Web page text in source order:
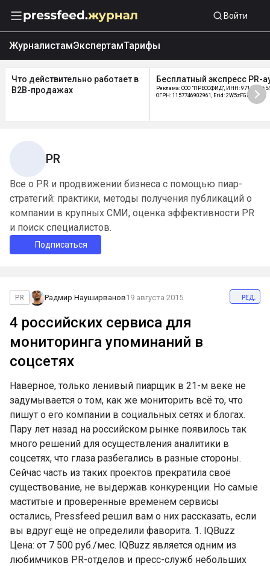
Войти
ЖурналистамЭкспертамТарифы
Что действительно работает в
B2B-продажах
Бесплатный экспресс PR-
Реклама: ООО "ПРЕССФИД", ИНН:
ОГРН: 1157746902961, Erid: 2W5zFGDycPz
PR
Все о PR и продвижении бизнеса с помощью пиар-
стратегий: практики, методы получения публикаций о
компании в крупных СМИ, оценка эффективности PR
и поиск специалистов.
Подписаться
PR Радмир Науширванов19 августа 2015 ред.
4 российских сервиса для
мониторинга упоминаний в
соцсетях
Наверное, только ленивый пиарщик в 21-м веке не
задумывается о том, как же мониторить всё то, что
пишут о его компании в социальных сетях и блогах.
Пару лет назад на российском рынке появилось так
много решений для осуществления аналитики в
соцсетях, что глаза разбегались в разные стороны.
Сейчас часть из таких проектов прекратила своё
существование, не выдержав конкуренции. Но самые
маститые и проверенные временем сервисы
остались, Pressfeed решил вам о них рассказать, если
вы вдруг ещё не определили фаворита. 1. IQBuzz
Цена: от 7 500 руб./мес. IQBuzz является одним из
любимчиков PR-отделов и пресс-служб небольших